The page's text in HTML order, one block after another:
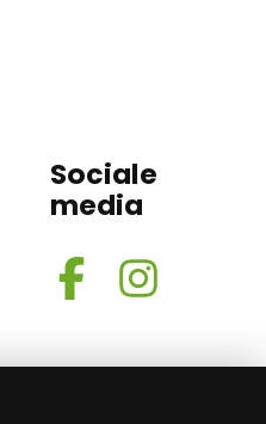
Sociale
media